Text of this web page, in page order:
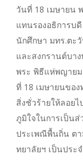
วันที่ 18 เมษายน
แทนรองอธิการบ
นักศึกษา มทร.ตะ
และสงกรานต์บา
พระ พิธีแห่พญายม
ที่ 18 เมษายนของ
สิ่งชั่วร้ายให้ลอย
ภูมิใจในการเป็น
ประเพณีพื้นถิ่น ต
ทยาลัยฯ เป็นประ